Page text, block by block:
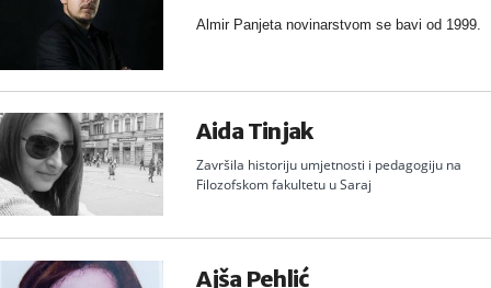
Almir Panjeta novinarstvom se bavi od 1999.
Aida Tinjak
Završila historiju umjetnosti i pedagogiju na
Filozofskom fakultetu u Saraj
Ajša Pehlić